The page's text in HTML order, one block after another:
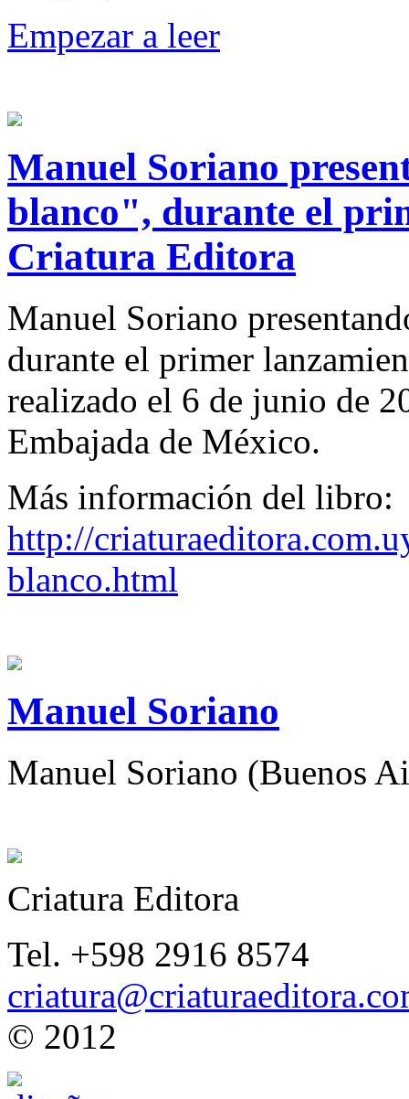
Empezar a leer
Manuel Soriano
blanco", durante el
Criatura Editora
Manuel Soriano
durante el primer
realizado el 6 de junio de
Embajada de México.
Más información del libro:
http://
blanco.html
Manuel Soriano
Manuel Soriano (Buenos
Criatura Editora
Tel. +598 2916 8574
© 2012